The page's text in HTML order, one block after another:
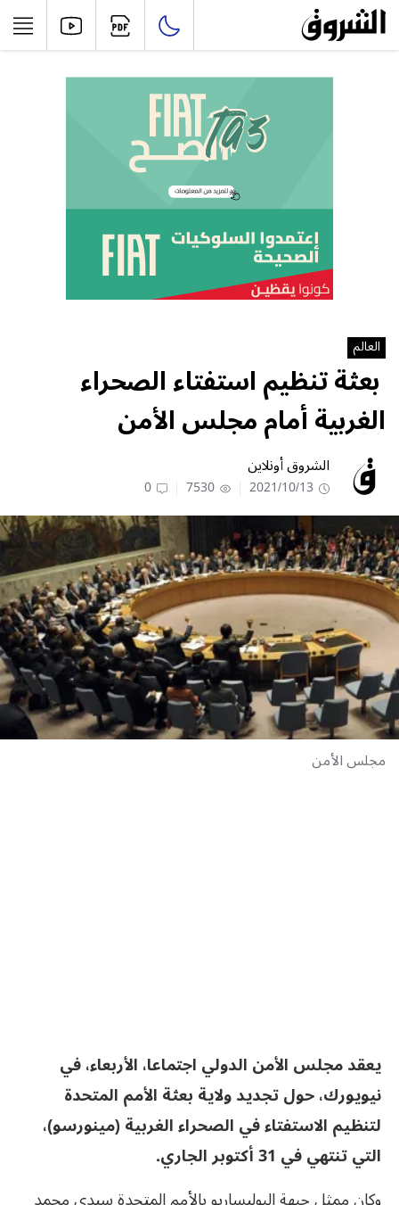
العالم
بعثة تنظيم استفتاء الصحراء
الغربية أمام مجلس الأمن
الشروق أونلاين
2021/10/13
7530
0
مجلس الأمن
يعقد مجلس الأمن الدولي اجتماعا، الأربعاء، في
نيويورك، حول تجديد ولاية بعثة الأمم المتحدة
لتنظيم الاستفتاء في الصحراء الغربية (مينورسو)،
التي تنتهي في 31 أكتوبر الجاري.